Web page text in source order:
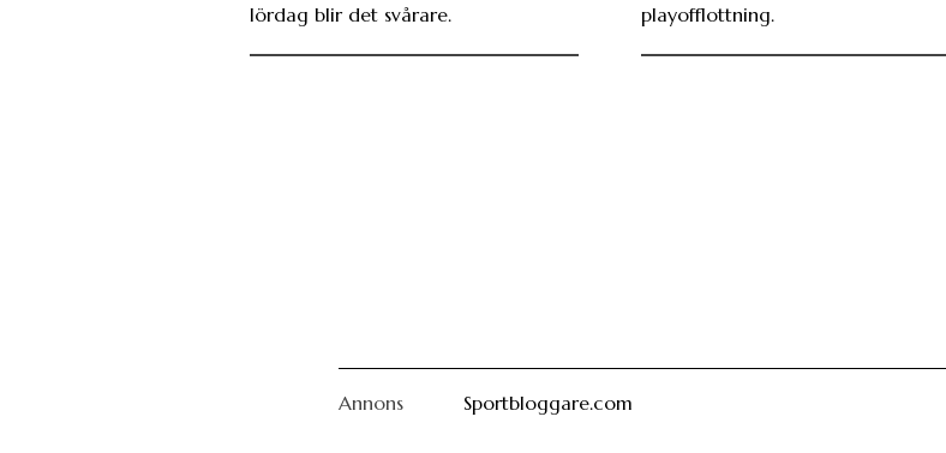
lördag blir det svårare.
playofflottning.
Annons Sportbloggare.com